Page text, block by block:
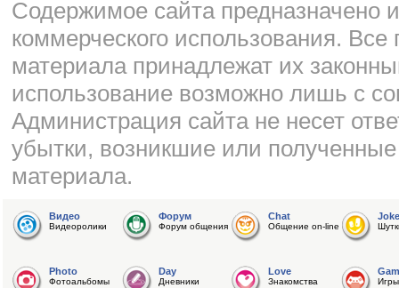
Cодержимое сайта предназначено
коммерческого использования.
материала принадлежат их
использование возможно лишь с
Администрация сайта не несет
убытки, возникшие или
материала.
Видео
Видеоролики
Форум
Форум общения
Chat
Общение on-line
Joke
Photo
Фотоальбомы
Day
Дневники
Love
Знакомства Игры